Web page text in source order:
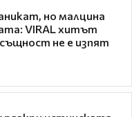
но малцина
VIRAL хитът
не е изпят